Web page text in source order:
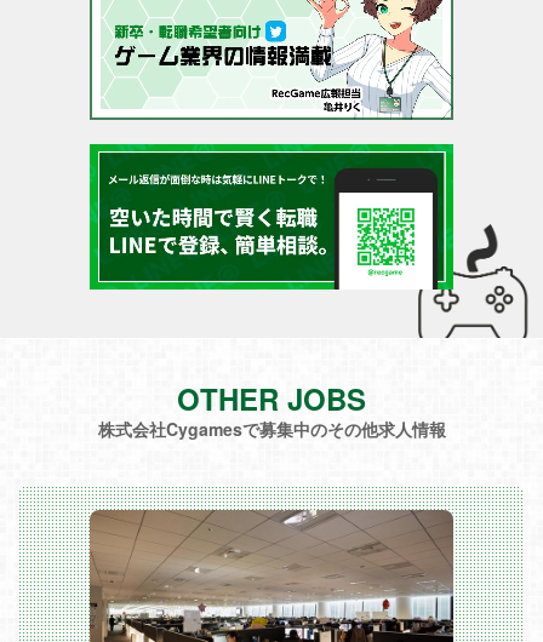
OTHER JOBS
株式会社Cygamesで募集中のその他求人情報